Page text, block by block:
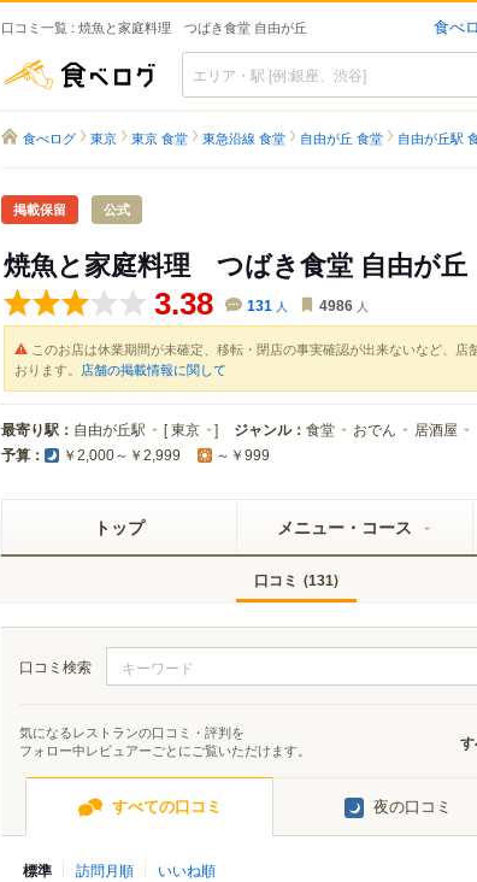
口コミ一覧 : 焼魚と家庭料理 つばき食堂 自由が丘 食べ
食べログ
食べログ 東京 東京 食堂 東急沿線 食堂 自由が丘 食堂 自由が丘駅
掲載保留 公式
焼魚と家庭料理 つばき食堂 自由が丘
3.38 131 人 4986 人
このお店は休業期間が未確定、移転・閉店の事実確認が出来ないなど、
おります。 店舗の掲載情報に関して
最寄り駅： 自由が丘駅 [東京 ] ジャンル： 食堂 おでん 居酒屋
予算： ￥2,000～￥2,999 ～￥999
トップ メニュー・コース
口コミ (131)
口コミ検索
気になるレストランの口コミ・評判を
フォロー中レビュアーごとにご覧いただけます。
すべての口コミ 夜の口コミ
標準 訪問月順 いいね順